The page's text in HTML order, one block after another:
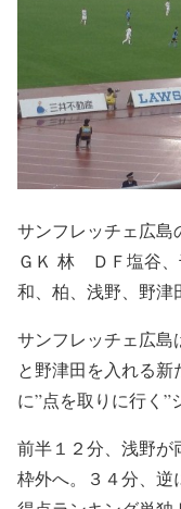
サンフレッチェ広島
ＧＫ 林 ＤＦ塩谷
和、柏、浅野、野
サンフレッチェ広島
と野津田を入れる
に”点を取りに行く”
前半１２分、浅野が
枠外へ。３４分、逆